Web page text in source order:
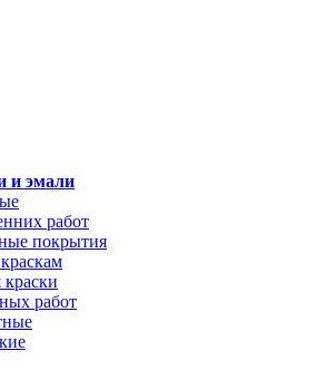
и эмали
работ
покрытия
краски
работ